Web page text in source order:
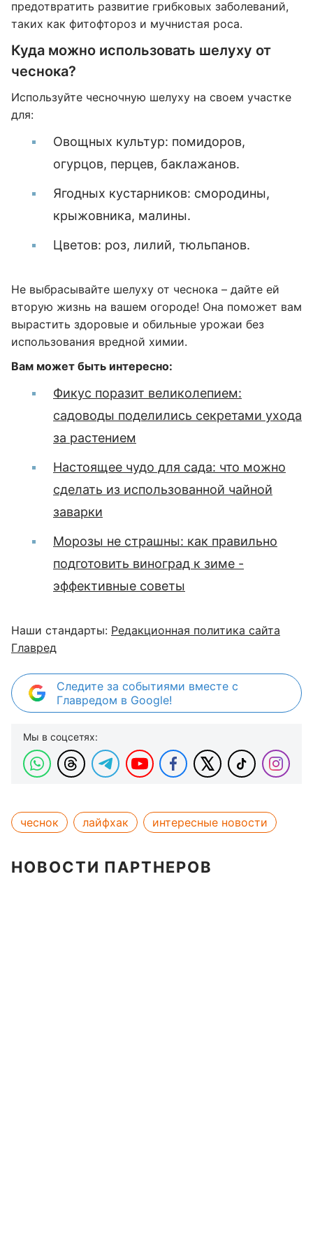
предотвратить развитие грибковых заболеваний,
таких как фитофтороз и мучнистая роса.
Куда можно использовать шелуху от
чеснока?
Используйте чесночную шелуху на своем участке
для:
Овощных культур: помидоров,
огурцов, перцев, баклажанов.
Ягодных кустарников: смородины,
крыжовника, малины.
Цветов: роз, лилий, тюльпанов.
Не выбрасывайте шелуху от чеснока – дайте ей
вторую жизнь на вашем огороде! Она поможет вам
вырастить здоровые и обильные урожаи без
использования вредной химии.
Вам может быть интересно:
Фикус поразит великолепием:
садоводы поделились секретами ухода
за растением
Настоящее чудо для сада: что можно
сделать из использованной чайной
заварки
Морозы не страшны: как правильно
подготовить виноград к зиме -
эффективные советы
Наши стандарты: Редакционная политика сайта
Главред
Следите за событиями вместе с
Главредом в Google!
Мы в соцсетях:
чеснок лайфхак интересные новости
НОВОСТИ ПАРТНЕРОВ